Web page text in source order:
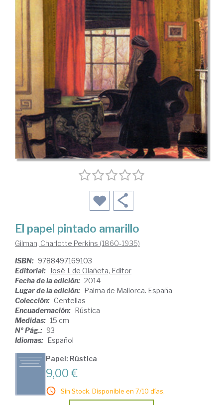
El papel pintado amarillo
Gilman, Charlotte Perkins (1860-1935)
ISBN: 9788497169103
Editorial: José J. de Olañeta, Editor
Fecha de la edición: 2014
Lugar de la edición: Palma de Mallorca. España
Colección: Centellas
Encuadernación: Rústica
Medidas: 15 cm
Nº Pág.: 93
Idiomas: Español
Papel: Rústica
9,00 €
Sin Stock. Disponible en 7/10 días.